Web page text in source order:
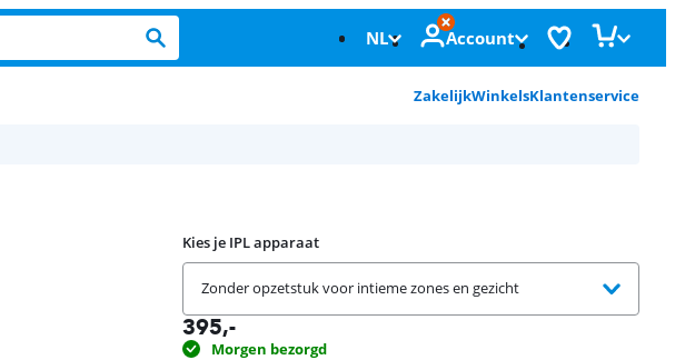
NL Account
ZakelijkWinkelsKlantenservice
Kies je IPL apparaat
Zonder opzetstuk voor intieme zones en gezicht
395,-
Morgen bezorgd